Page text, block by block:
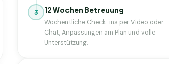
3 12 Wochen Betreuung
Wöchentliche Check-ins per Video oder
Chat, Anpassungen am Plan und volle
Unterstützung.